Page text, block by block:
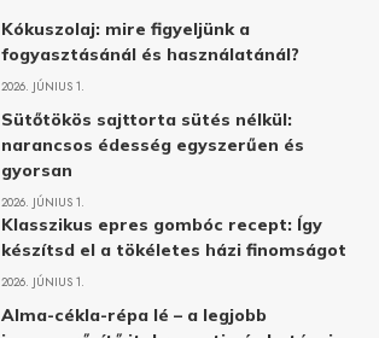
Kókuszolaj: mire figyeljünk a
fogyasztásánál és használatánál?
2026. JÚNIUS 1.
Sütőtökös sajttorta sütés nélkül:
narancsos édesség egyszerűen és
gyorsan
2026. JÚNIUS 1.
Klasszikus epres gombóc recept: Így
készítsd el a tökéletes házi finomságot
2026. JÚNIUS 1.
Alma-cékla-répa lé – a legjobb